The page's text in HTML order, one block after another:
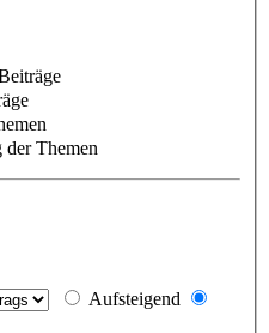
der Themen
Aufsteigend